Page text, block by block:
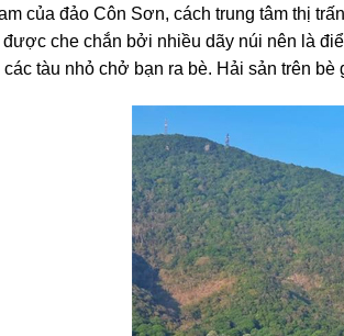
của đảo Côn Sơn, cách trung tâm thị
che chắn bởi nhiều dãy núi nên là
tàu nhỏ chở bạn ra bè. Hải sản trên